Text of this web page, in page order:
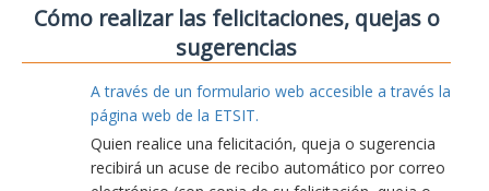
Cómo realizar las felicitaciones, quejas o
sugerencias
A través de un formulario web accesible a través la
página web de la ETSIT.
Quien realice una felicitación, queja o sugerencia
recibirá un acuse de recibo automático por correo